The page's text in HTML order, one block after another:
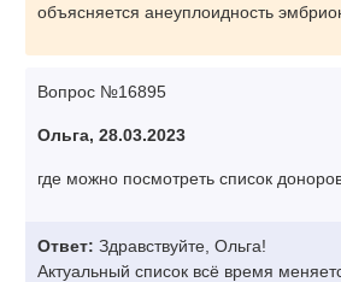
объясняется анеуплоидность
Вопрос №16895
Ольга, 28.03.2023
где можно посмотреть список
Ответ: Здравствуйте, Ольга!
Актуальный список всё время